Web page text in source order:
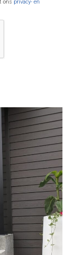
ons privacy- en